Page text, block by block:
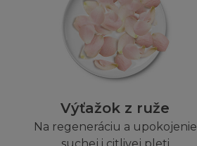
Výťažok z ruže
Na regeneráciu a upokojenie
užitím